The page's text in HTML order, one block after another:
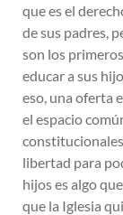
que es el
de sus padres,
son los
educar a sus
eso, una oferta
el espacio
libertad para
hijos es algo
que la Iglesia